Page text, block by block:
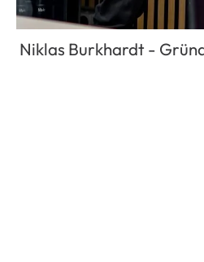
Niklas Burkhardt -